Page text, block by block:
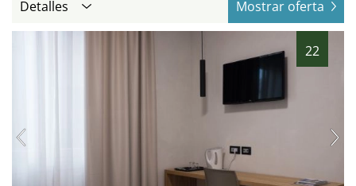
Detalles Mostrar oferta
22